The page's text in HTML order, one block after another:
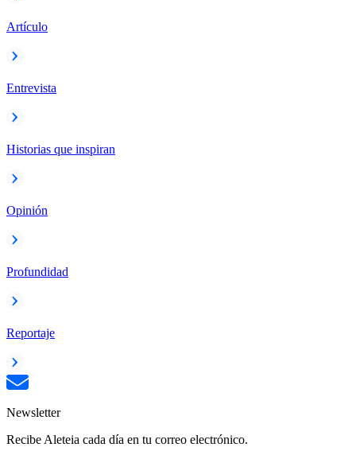
Artículo
Entrevista
Historias que inspiran
Opinión
Profundidad
Reportaje
Newsletter
Recibe Aleteia cada día en tu correo electrónico.